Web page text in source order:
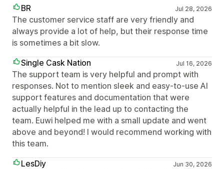
BR Jul 28, 2026
The customer service staff are very friendly and
always provide a lot of help, but their response time
is sometimes a bit slow.
Single Cask Nation
Jul 16, 2026
The support team is very helpful and prompt with
responses. Not to mention sleek and easy-to-use AI
support features and documentation that were
actually helpful in the lead up to contacting the
team. Euwi helped me with a small update and went
above and beyond! I would recommend working with
this team.
LesDiy
Jun 30, 2026